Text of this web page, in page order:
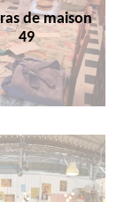
de maison
49